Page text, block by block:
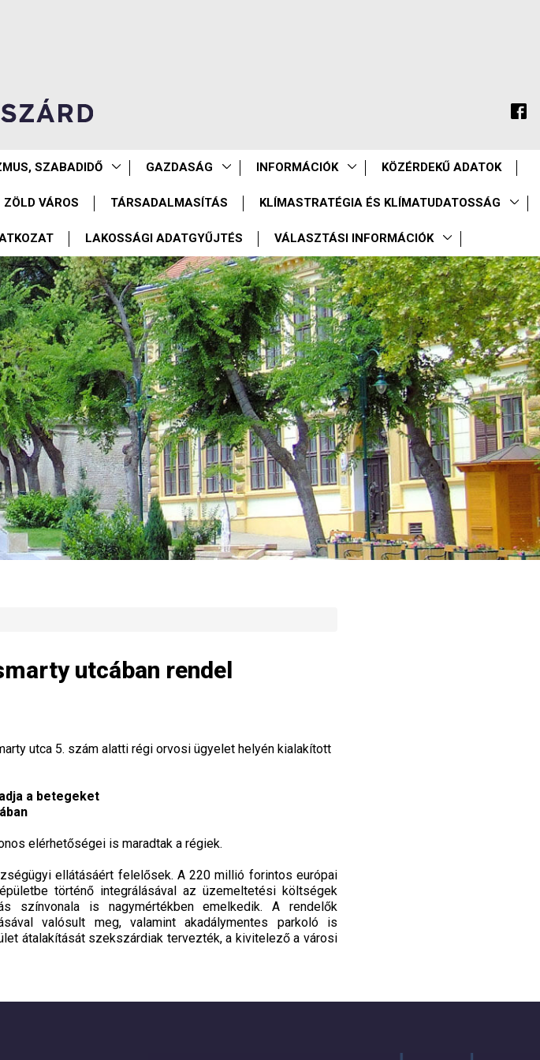
SZABADIDŐ GAZDASÁG INFORMÁCIÓK KÖZÉRDEKŰ ADATOK
ZÖLD VÁROS TÁRSADALMASÍTÁS KLÍMASTRATÉGIA ÉS KLÍMATUDATOSSÁG
LAKOSSÁGI ADATGYŰJTÉS VÁLASZTÁSI INFORMÁCIÓK
utcában rendel
utca 5. szám alatti régi orvosi ügyelet helyén kialakított
a betegeket
elérhetőségei is maradtak a régiek.
ellátásáért felelősek. A 220 millió forintos európai
történő integrálásával az üzemeltetési költségek
színvonala is nagymértékben emelkedik. A rendelők
valósult meg, valamint akadálymentes parkoló is
átalakítását szekszárdiak tervezték, a kivitelező a városi